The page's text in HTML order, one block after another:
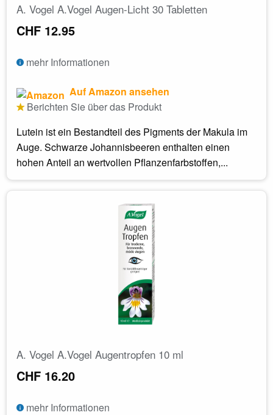
A. Vogel A.Vogel Augen-Licht 30 Tabletten
CHF 12.95
mehr Informationen
Auf Amazon ansehen
Berichten Sie über das Produkt
Lutein ist ein Bestandteil des Pigments der Makula im
Auge. Schwarze Johannisbeeren enthalten einen
hohen Anteil an wertvollen Pflanzenfarbstoffen,...
A. Vogel A.Vogel Augentropfen 10 ml
CHF 16.20
mehr Informationen